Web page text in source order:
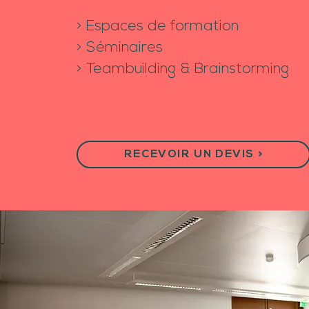
> Espaces de formation
> Séminaires
> Teambuilding & Brainstorming
RECEVOIR UN DEVIS >